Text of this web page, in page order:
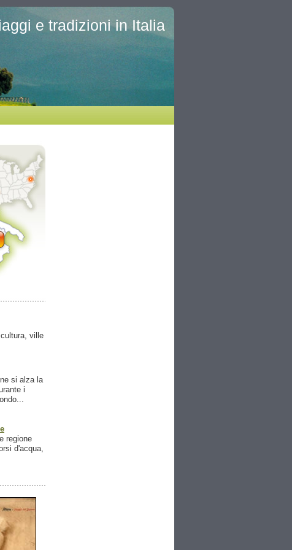
e tradizioni in Italia
ville
si alza la
i
regione
d'acqua,